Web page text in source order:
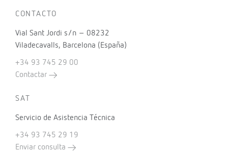
CONTACTO
Vial Sant Jordi s/n – 08232
Viladecavalls, Barcelona (España)
+34 93 745 29 00
Contactar
SAT
Servicio de Asistencia Técnica
+34 93 745 29 19
Enviar consulta